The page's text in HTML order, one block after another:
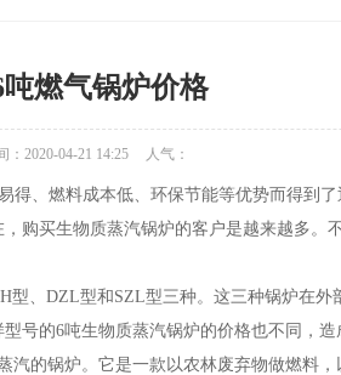
燃气锅炉价格
：2020-04-21 14:25 人气：
、燃料成本低、环保节能等优势而得到
购买生物质蒸汽锅炉的客户是越来越多。
、DZL型和SZL型三种。这三种锅炉在外
号的6吨生物质蒸汽锅炉的价格也不同，
的锅炉。它是一款以农林废弃物做燃料